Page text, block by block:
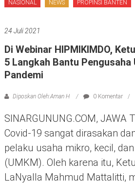
NASIONAL NEWS PROPINSI BANTEN
24 Juli 2021
Di Webinar HIPMIKIMDO,
5 Langkah Bantu Pengusaha
Pandemi
Diposkan Oleh:Aman H 0 Komentar
SINARGUNUNG.COM, JAWA
Covid-19 sangat dirasakan
pelaku usaha mikro, kecil,
(UMKM). Oleh karena itu,
LaNyalla Mahmud Mattalitti,